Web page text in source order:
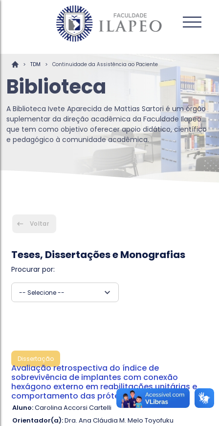
> TDM > Continuidade da Assistência ao Paciente
Biblioteca
A Biblioteca Ivete Aparecida de Mattias Sartori é um órgão
suplementar da direção acadêmica da Faculdade Ilapeo
que tem como objetivo oferecer apoio didático, científico
e pedagógico à comunidade acadêmica.
Voltar
Teses, Dissertações e Monografias
Procurar por:
-- Selecione --
Dissertação
Avaliação retrospectiva do índice de
sobrevivência de implantes com conexão
hexágono externo em reabilitações unitárias e
comportamento das próteses
Aluno:Carolina Accorsi Cartelli
Orientador(a):Dra. Ana Cláudia M. Melo Toyofuku